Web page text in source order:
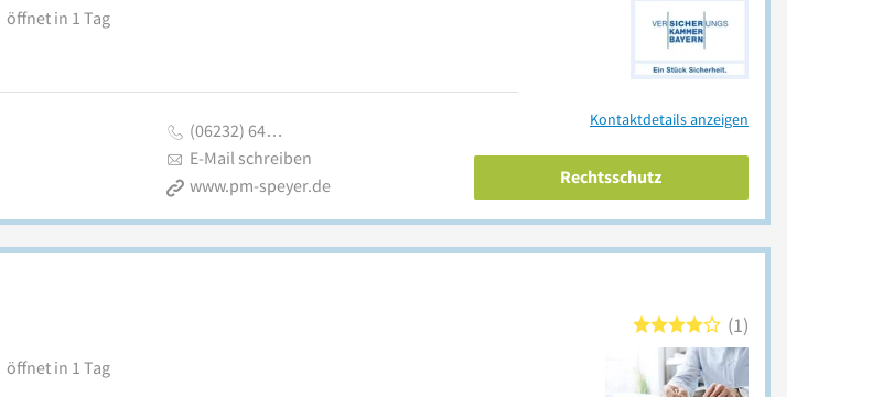
öffnet in 1 Tag
(06232) 64…
E-Mail schreiben
www.pm-speyer.de
Kontaktdetails anzeigen
Rechtsschutz
öffnet in 1 Tag
1